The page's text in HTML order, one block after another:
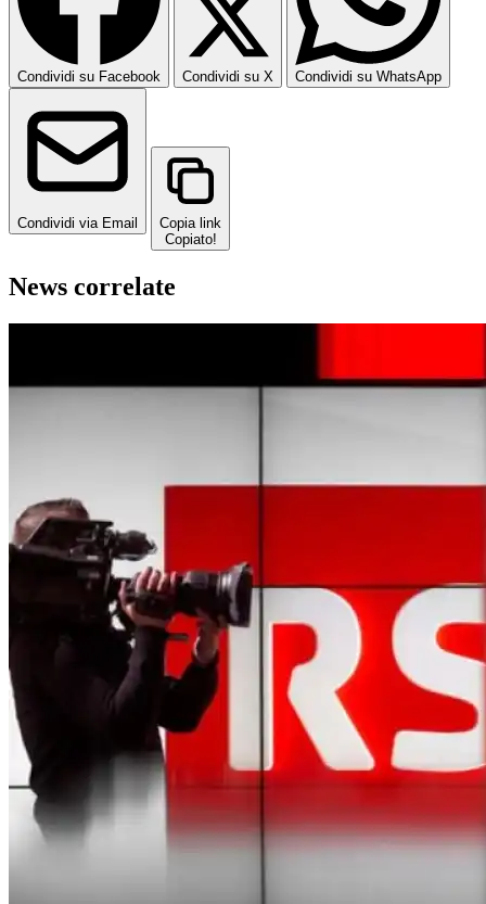
Condividi su Facebook Condividi su X Condividi su WhatsApp
Condividi via Email
Copia link
Copiato!
News correlate